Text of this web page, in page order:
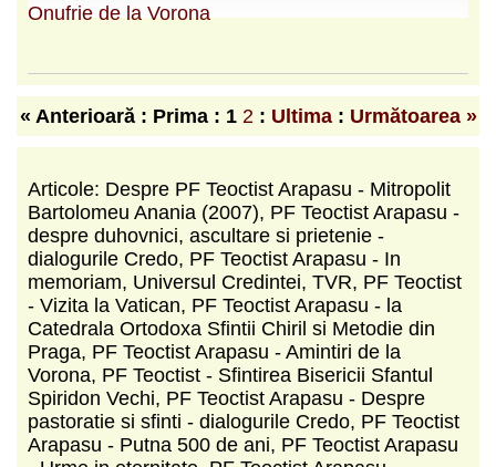
Onufrie de la Vorona
« Anterioară : Prima : 1 2 : Ultima: Următoarea »
Articole: Despre PF Teoctist Arapasu - Mitropolit
Bartolomeu Anania (2007), PF Teoctist Arapasu -
despre duhovnici, ascultare si prietenie -
dialogurile Credo, PF Teoctist Arapasu - In
memoriam, Universul Credintei, TVR, PF Teoctist
- Vizita la Vatican, PF Teoctist Arapasu - la
Catedrala Ortodoxa Sfintii Chiril si Metodie din
Praga, PF Teoctist Arapasu - Amintiri de la
Vorona, PF Teoctist - Sfintirea Bisericii Sfantul
Spiridon Vechi, PF Teoctist Arapasu - Despre
pastoratie si sfinti - dialogurile Credo, PF Teoctist
Arapasu - Putna 500 de ani, PF Teoctist Arapasu